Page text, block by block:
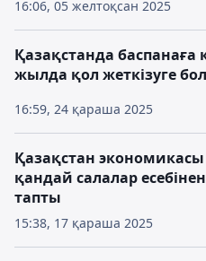
16:06, 05 желтоқсан 2025
16:59, 24 қараша 2025
Қазақстанда баспанаға
жылда қол жеткізуге
15:38, 17 қараша 2025
Қазақстан
қандай салалар
тапты